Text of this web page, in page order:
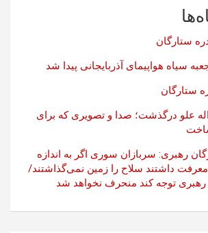
ستارگان
سیاه هواپیمای آذربایجانی پیدا شد
ستارگان
علو درگذشت؛ صدا و تصویری که برای
رهبری: سربازان سوری اگر به اندازه
داشتند سلاح را زمین نمی‌گذاشتند/
رهبری توجه کند منحرف نخواهد شد